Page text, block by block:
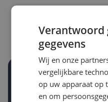
€ 279,00
Stel een alert in en
Krijg een seintje zodra
Jouw e-mailadres
Verantwoord
gegevens
Wij en onze
vergelijkbare
op uw apparaat op
en om